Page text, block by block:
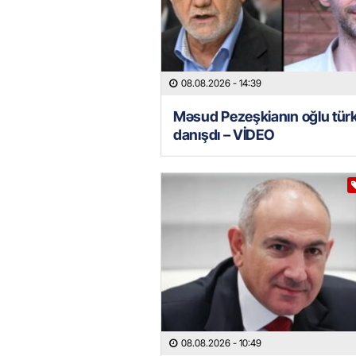
08.08.2026 - 14:39
Məsud Pezeşkianın oğlu
danışdı – VİDEO
08.08.2026 - 10:49